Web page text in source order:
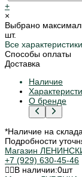
+
×
Выбрано
шт.
Все характеристики
Способы оплаты
Доставка
Наличие
О бренде
*Наличие на
Подробности
Магазин
+7 (929) 630-45-46
В наличии:0шт